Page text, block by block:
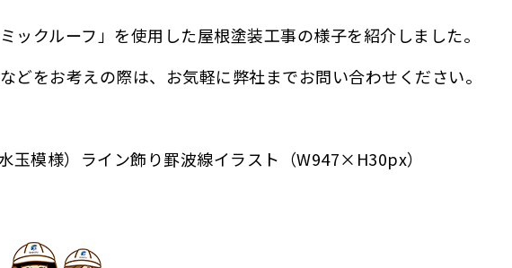
ックルーフ」を使用した屋根塗装工事の様子を紹介しました。
どをお考えの際は、お気軽に弊社までお問い合わせください。